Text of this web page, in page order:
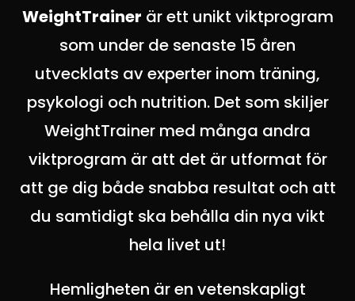
WeightTrainer är ett unikt viktprogram
som under de senaste 15 åren
utvecklats av experter inom träning,
psykologi och nutrition. Det som skiljer
WeightTrainer med många andra
viktprogram är att det är utformat för
att ge dig både snabba resultat och att
du samtidigt ska behålla din nya vikt
hela livet ut!
Hemligheten är en vetenskapligt